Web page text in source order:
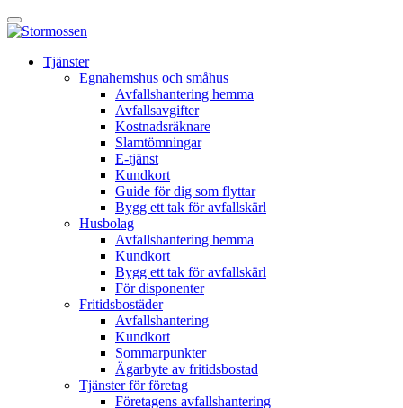
Skip
toÖppna
huvudmeny
tjänst
Tjänster
Egnahemshus och småhus
Avfallshantering hemma
Avfallsavgifter
Kostnadsräknare
Slamtömningar
E-tjänst
Kundkort
Guide för dig som flyttar
Bygg ett tak för avfallskärl
Husbolag
Avfallshantering hemma
Kundkort
Bygg ett tak för avfallskärl
För disponenter
Fritidsbostäder
Avfallshantering
Kundkort
Sommarpunkter
Ägarbyte av fritidsbostad
Tjänster för företag
Företagens avfallshantering